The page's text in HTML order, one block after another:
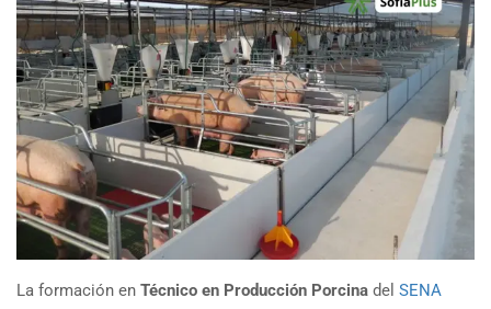
La formación en Técnico en Producción Porcina del SENA